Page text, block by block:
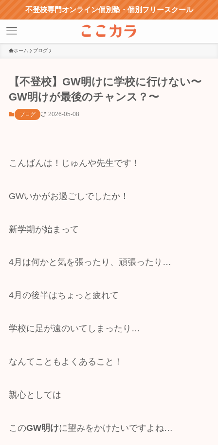
不登校専門オンライン個別塾・個別フリースクール
ホーム ブログ
【不登校】GW明けに学校に行けない〜
GW明けが最後のチャンス？〜
ブログ 2026-05-08
こんばんは！じゅんや先生です！
GWいかがお過ごしでしたか！
新学期が始まって
4月は何かと気を張ったり、頑張ったり…
4月の後半はちょっと疲れて
学校に足が遠のいてしまったり…
なんてこともよくあること！
親心としては
このGW明けに望みをかけたいですよね…